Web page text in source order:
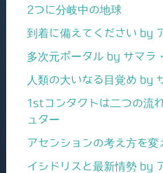
2つに分岐中の地球
到着に備えてください by
多次元ポータル by サマラ
人類の大いなる目覚め by
1stコンタクトは二つの流
ュター
アセンションの考え方を
イシドリスと最新情勢 by